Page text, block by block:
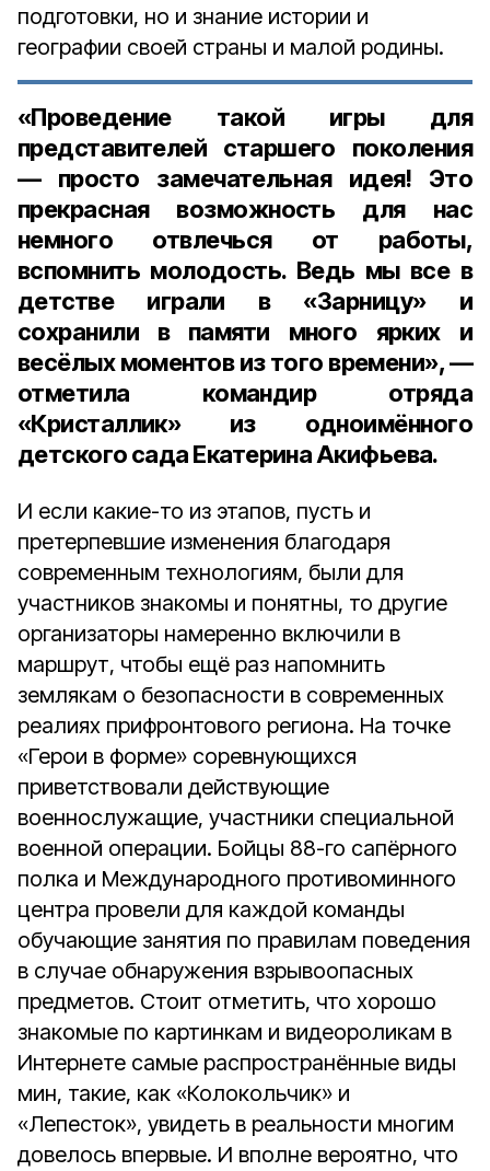
подготовки, но и знание истории и
географии своей страны и малой родины.
«Проведение такой игры для
представителей старшего поколения
— просто замечательная идея! Это
прекрасная возможность для нас
немного отвлечься от работы,
вспомнить молодость. Ведь мы все в
детстве играли в «Зарницу» и
сохранили в памяти много ярких и
весёлых моментов из того времени», —
отметила командир отряда
«Кристаллик» из одноимённого
детского сада Екатерина Акифьева.
И если какие-то из этапов, пусть и
претерпевшие изменения благодаря
современным технологиям, были для
участников знакомы и понятны, то другие
организаторы намеренно включили в
маршрут, чтобы ещё раз напомнить
землякам о безопасности в современных
реалиях прифронтового региона. На точке
«Герои в форме» соревнующихся
приветствовали действующие
военнослужащие, участники специальной
военной операции. Бойцы 88-го сапёрного
полка и Международного противоминного
центра провели для каждой команды
обучающие занятия по правилам поведения
в случае обнаружения взрывоопасных
предметов. Стоит отметить, что хорошо
знакомые по картинкам и видеороликам в
Интернете самые распространённые виды
мин, такие, как «Колокольчик» и
«Лепесток», увидеть в реальности многим
довелось впервые. И вполне вероятно, что